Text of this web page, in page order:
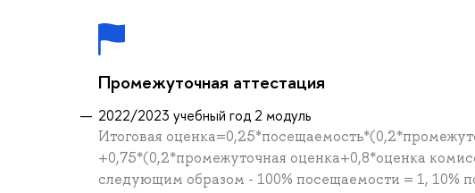
Промежуточная аттестация
2022/2023 учебный год 2 модуль
Итоговая
+0,75*(0,2*промежуточная оценка+0,8*оценка
следующим образом - 100% посещаемости = 1, 10%